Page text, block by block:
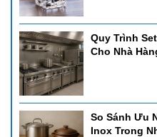
Quy Trình
Cho Nhà
So Sánh Ưu
Inox Trong